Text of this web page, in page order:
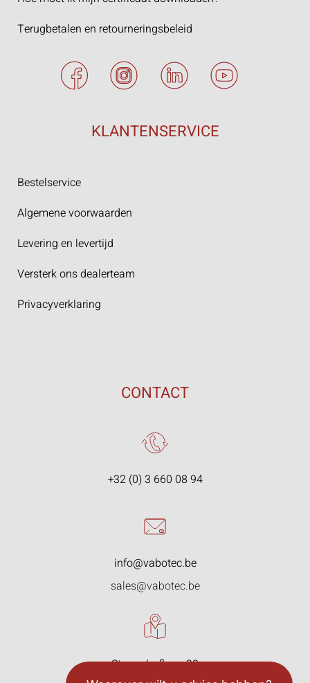
Terugbetalen en retourneringsbeleid
KLANTENSERVICE
Bestelservice
Algemene voorwaarden
Levering en levertijd
Versterk ons dealerteam
Privacyverklaring
CONTACT
+32 (0) 3 660 08 94
info@vabotec.be
sales@vabotec.be
Starrenhoflaan 33